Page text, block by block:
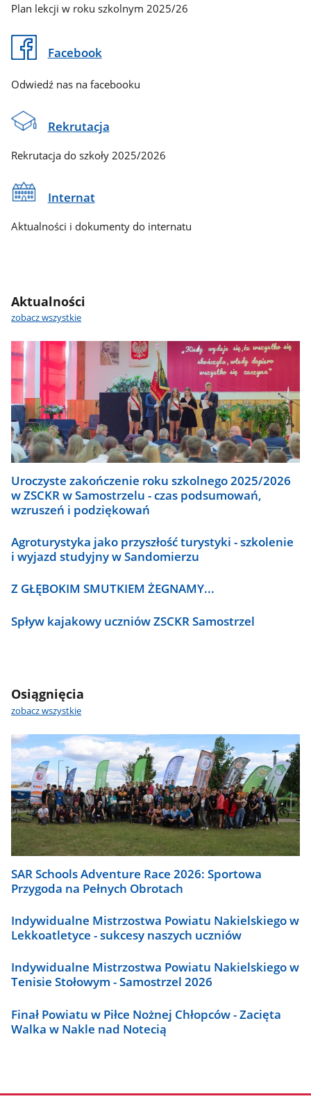
Plan lekcji w roku szkolnym 2025/26
Facebook
Odwiedź nas na facebooku
Rekrutacja
Rekrutacja do szkoły 2025/2026
Internat
Aktualności i dokumenty do internatu
Aktualności
zobacz wszystkie
Uroczyste zakończenie roku szkolnego 2025/2026
w ZSCKR w Samostrzelu - czas podsumowań,
wzruszeń i podziękowań
Agroturystyka jako przyszłość turystyki - szkolenie
i wyjazd studyjny w Sandomierzu
Z GŁĘBOKIM SMUTKIEM ŻEGNAMY...
Spływ kajakowy uczniów ZSCKR Samostrzel
Osiągnięcia
zobacz wszystkie
SAR Schools Adventure Race 2026: Sportowa
Przygoda na Pełnych Obrotach
Indywidualne Mistrzostwa Powiatu Nakielskiego w
Lekkoatletyce - sukcesy naszych uczniów
Indywidualne Mistrzostwa Powiatu Nakielskiego w
Tenisie Stołowym - Samostrzel 2026
Finał Powiatu w Piłce Nożnej Chłopców - Zacięta
Walka w Nakle nad Notecią